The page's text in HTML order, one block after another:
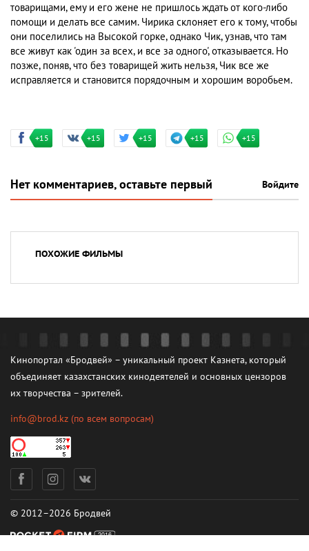
товарищами, ему и его жене не пришлось ждать от кого-либо
помощи и делать все самим. Чирика склоняет его к тому, чтобы
они поселились на Высокой горке, однако Чик, узнав, что там
все живут как 'один за всех, и все за одного', отказывается. Но
позже, поняв, что без товарищей жить нельзя, Чик все же
исправляется и становится порядочным и хорошим воробьем.
+15 +15 +15 +15 +15
Нет комментариев, оставьте первый Войдите
ПОХОЖИЕ ФИЛЬМЫ
Кинопортал «Бродвей» – уникальный проект Казнета, который
объединяет казахстанских кинодеятелей и основных цензоров
их творчества – зрителей.
info@brod.kz (по всем вопросам)
© 2012–2026 Бродвей